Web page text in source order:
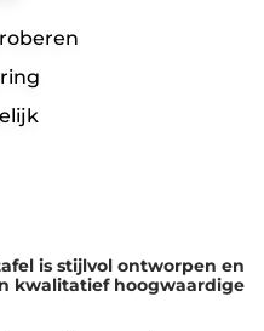
is ​​stijlvol ontworpen en
kwalitatief hoogwaardige